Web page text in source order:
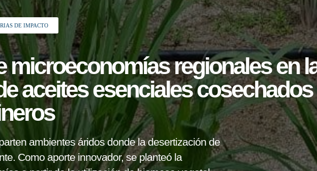
DE IMPACTO
microeconomías regionales en
aceites esenciales cosechados
ambientes áridos donde la desertización de
Como aporte innovador, se planteó la